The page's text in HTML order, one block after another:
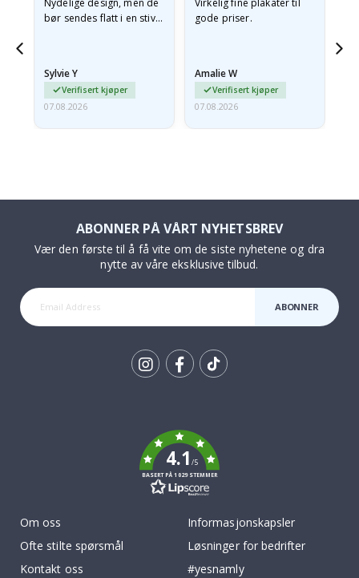
bør sendes flatt i en stiv
Sylvie Y
Verifisert kjøper
07.08.2026
gode priser.
Amalie W
Verifisert kjøper
07.08.2026
ABONNER PÅ VÅRT NYHETSBREV
Vær den første til å få vite om de siste nyhetene og dra
nytte av våre eksklusive tilbud.
ABONNER
4.1/5
BASERT PÅ 1029 STEMMER
Om oss
Ofte stilte spørsmål
Kontakt oss
Informasjonskapsler
Løsninger for bedrifter
#yesnamly